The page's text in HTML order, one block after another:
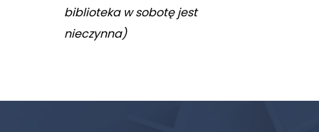
biblioteka w sobotę jest
nieczynna)